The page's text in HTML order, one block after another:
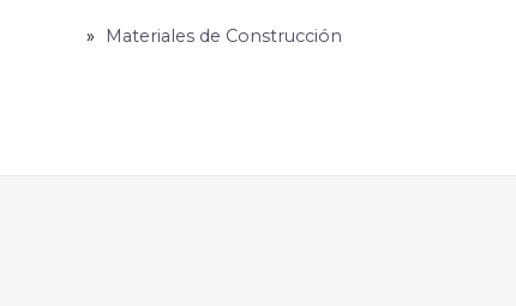
Materiales de Construcción